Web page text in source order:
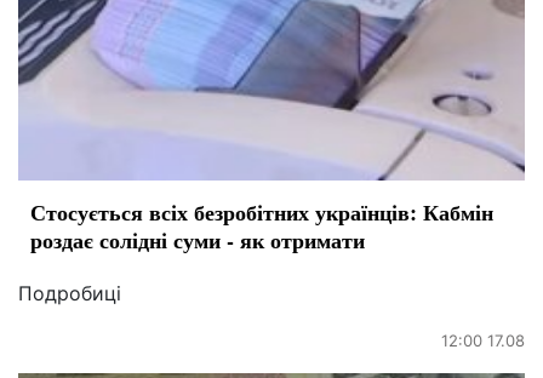
Стосується всіх безробітних українців: Кабмін
роздає солідні суми - як отримати
Подробиці
12:00 17.08